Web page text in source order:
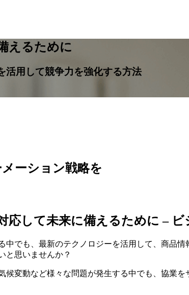
えるために
用して競争力を強化する方法
ーション戦略を
応して未来に備えるために –
中でも、最新のテクノロジーを活用して、商品
と思いませんか？
変動など様々な問題が発生する中でも、協業を